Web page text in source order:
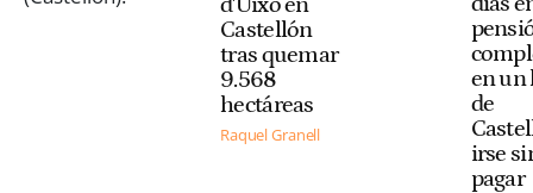
Castellón
tras quemar
9.568
hectáreas
Raquel Granell
en un
de
irse
pagar